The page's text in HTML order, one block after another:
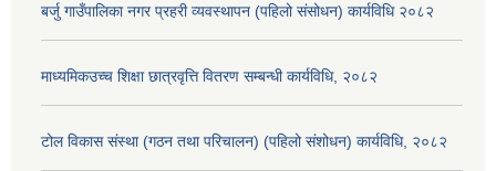
बर्जु गाउँपालिका नगर प्रहरी व्यवस्थापन (पहिलो संसोधन) कार्यविधि २०८२
माध्यमिकउच्च शिक्षा छात्रवृत्ति वितरण सम्बन्धी कार्यविधि, २०८२
टोल विकास संस्था (गठन तथा परिचालन) (पहिलो संशोधन) कार्यविधि, २०८२